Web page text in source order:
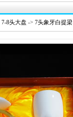
7-8头大盘 -> 7头象牙白提